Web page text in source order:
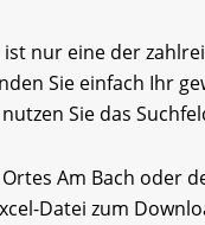
nur eine der
Sie einfach Ihr
Sie das
Am Bach oder
Datei zum